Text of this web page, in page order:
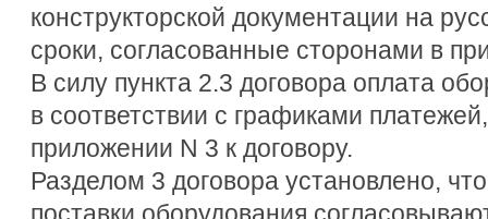
конструкторской документации на
сроки, согласованные сторонами в
В силу пункта 2.3 договора оплата
в соответствии с графиками
приложении N 3 к договору.
Разделом 3 договора установлено,
поставки оборудования